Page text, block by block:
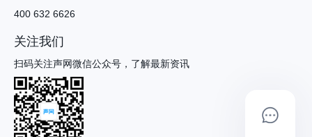
400 632 6626
关注我们
扫码关注声网微信公众号，了解最新资讯